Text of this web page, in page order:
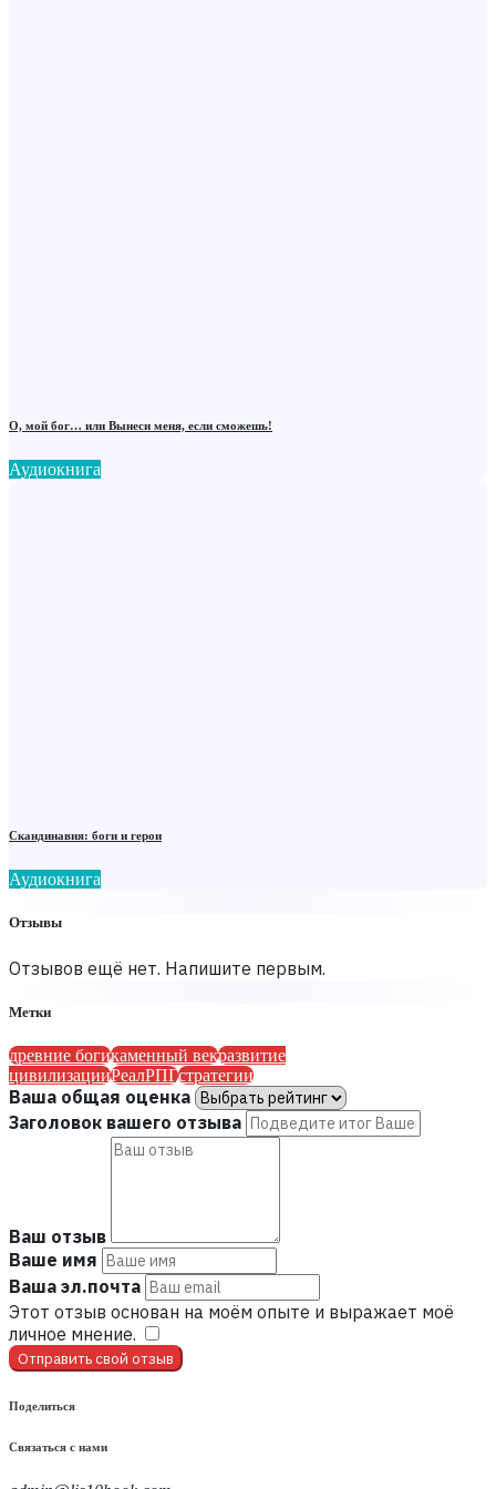
О, мой бог… или Вынеси меня, если сможешь!
Аудиокнига
Скандинавия: боги и герои
Аудиокнига
Отзывы
Отзывов ещё нет. Напишите первым.
Метки
древние богикаменный векразвитие
цивилизацииРеалРПГстратегии
Ваша общая оценка
Заголовок вашего отзыва
Ваш отзыв
Ваше имя
Ваша эл.почта
Этот отзыв основан на моём опыте и выражает моё
личное мнение.
Отправить свой отзыв
Поделиться
Связаться с нами